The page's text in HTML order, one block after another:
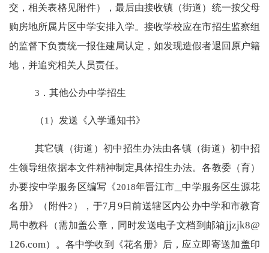
交，相关表格见附件），最后由接收镇（街道）统一按父母
购房地所属片区中学安排入学。接收学校应在市招生监察组
的监督下负责统一报住建局认定，如发现造假者退回原户籍
地，并追究相关人员责任。
3 ．其他公办中学招生
（1）发送《入学通知书》
其它镇（街道）初中招生办法由各镇（街道）初中招
生领导组依据本文件精神制定具体招生办法。各教委（育）
办要按中学服务区编写《2018年晋江市
中学服务区生源花
名册》（附件2 ），于7月 9日前送辖区内公办中学和市教育
局中教科（需加盖公章， 同时发送电子文档到邮箱jjzjk8@
126.com）。各中学收到《花名册》后，应立即寄送加盖印